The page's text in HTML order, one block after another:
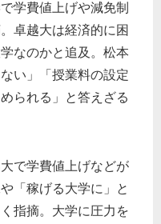
学費値上げや減免制
卓越大は経済的に困
なのかと追及。松本
い」「授業料の設定
られる」と答えざる
で学費値上げなどが
「稼げる大学に」と
指摘。大学に圧力を